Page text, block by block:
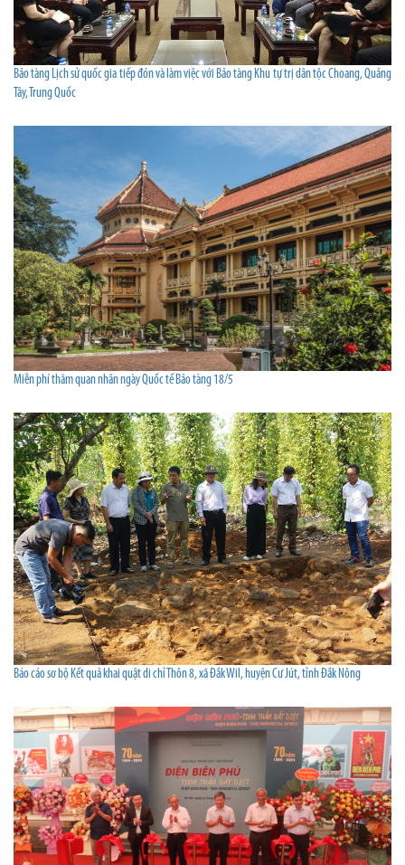
Bảo tàng Lịch sử quốc gia tiếp đón và làm việc với Bảo tàng Khu tự trị dân tộc Choang, Quảng
Tây, Trung Quốc
Miễn phí thăm quan nhân ngày Quốc tế Bảo tàng 18/5
Báo cáo sơ bộ Kết quả khai quật di chỉ Thôn 8, xã Đắk Wil, huyện Cư Jút, tỉnh Đắk Nông